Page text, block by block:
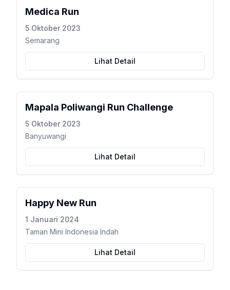
Medica Run
5 Oktober 2023
Semarang
Lihat Detail
Mapala Poliwangi Run Challenge
5 Oktober 2023
Banyuwangi
Lihat Detail
Happy New Run
1 Januari 2024
Taman Mini Indonesia Indah
Lihat Detail